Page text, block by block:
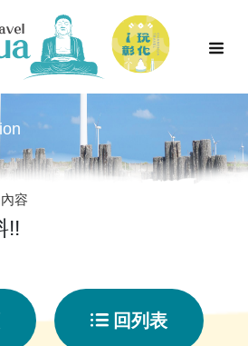
容
!!
回列表